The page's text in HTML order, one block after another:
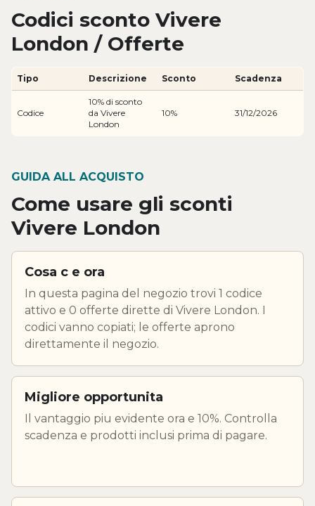
Codici sconto Vivere
London / Offerte
Tipo Descrizione Sconto Scadenza
Codice
10% di sconto
da Vivere
London
10% 31/12/2026
GUIDA ALL ACQUISTO
Come usare gli sconti
Vivere London
Cosa c e ora
In questa pagina del negozio trovi 1 codice
attivo e 0 offerte dirette di Vivere London. I
codici vanno copiati; le offerte aprono
direttamente il negozio.
Migliore opportunita
Il vantaggio piu evidente ora e 10%. Controlla
scadenza e prodotti inclusi prima di pagare.